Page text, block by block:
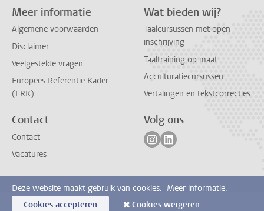
Meer informatie
Algemene voorwaarden
Disclaimer
Veelgestelde vragen
Europees Referentie Kader
(ERK)
Wat bieden wij?
Taalcursussen met open
inschrijving
Taaltraining op maat
Acculturatiecursussen
Vertalingen en tekstcorrecties
Contact
Contact
Vacatures
Volg ons
Volg ons op instagram
Volg ons op linkedin
Deze website maakt gebruik van cookies. Meer informatie.
Cookies accepteren
Cookies weigeren